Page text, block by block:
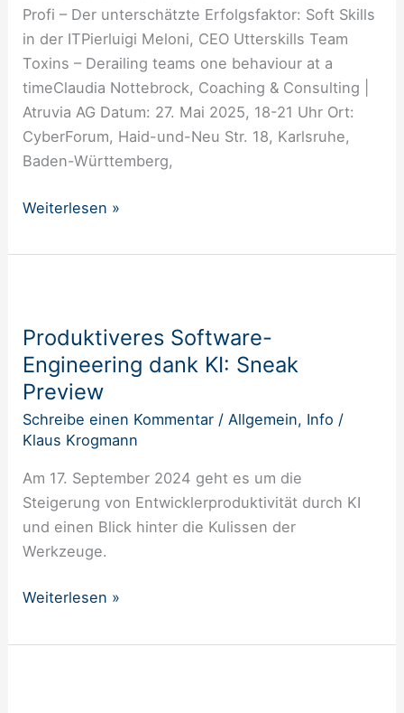
Profi – Der unterschätzte Erfolgsfaktor: Soft Skills
in der ITPierluigi Meloni, CEO Utterskills Team
Toxins – Derailing teams one behaviour at a
timeClaudia Nottebrock, Coaching & Consulting |
Atruvia AG Datum: 27. Mai 2025, 18-21 Uhr Ort:
CyberForum, Haid-und-Neu Str. 18, Karlsruhe,
Baden-Württemberg,
Weiterlesen »
Produktiveres Software-
Engineering dank KI: Sneak
Preview
Schreibe einen Kommentar /Allgemein, Info /
Klaus Krogmann
Am 17. September 2024 geht es um die
Steigerung von Entwicklerproduktivität durch KI
und einen Blick hinter die Kulissen der
Werkzeuge.
Engineering
dank
KI:
Sneak
Preview
Weiterlesen »